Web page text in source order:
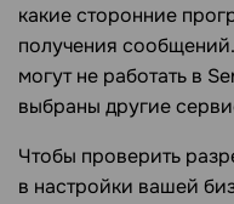
какие сторонние
получения
могут не работать в
выбраны другие
Чтобы проверить
в настройки вашей